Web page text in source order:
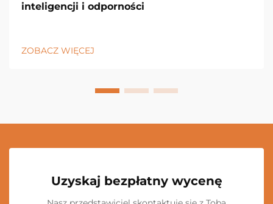
inteligencji i odporności
ZOBACZ WIĘCEJ
Uzyskaj bezpłatny wycenę